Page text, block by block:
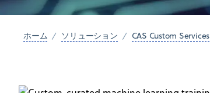
ホーム ソリューション CAS Custom Services